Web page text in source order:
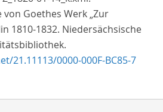
Goethes Werk „Zur
1810-1832. Niedersächsische
21.11113/0000-000F-BC85-7